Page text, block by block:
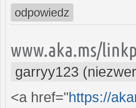
odpowiedz
www.aka.ms/
garryy123
<a href="https://